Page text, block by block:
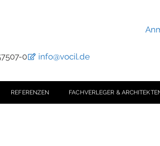
0 info@vocil.de
REFERENZEN FACHVERLEGER &